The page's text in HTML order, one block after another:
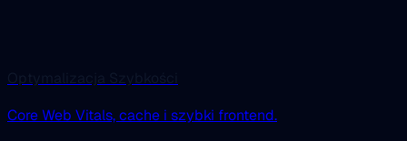
Core Web Vitals, cache i szybki frontend.